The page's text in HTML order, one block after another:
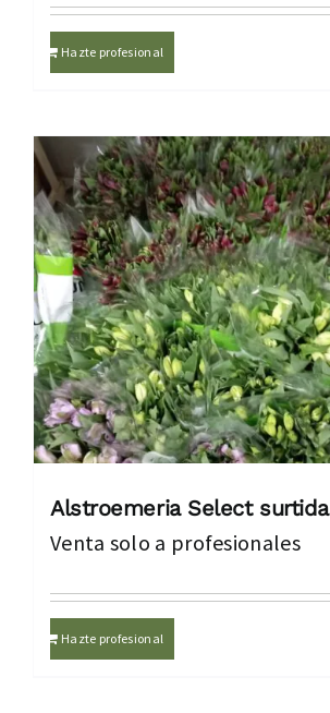
Hazte profesional
Alstroemeria Select surtida
Venta solo a profesionales
Hazte profesional